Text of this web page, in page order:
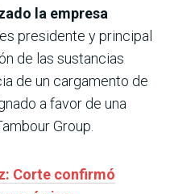
la empresa
presidente y principal
de las sustancias
de un cargamento de
a favor de una
Group.
Corte confirmó